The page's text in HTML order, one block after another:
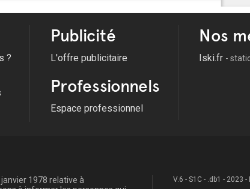
?
Publicité
L'offre publicitaire
Professionnels
Espace professionnel
Nos
Iski.fr -
1978 relative à
V.6 - S1C - .db1 - 2023